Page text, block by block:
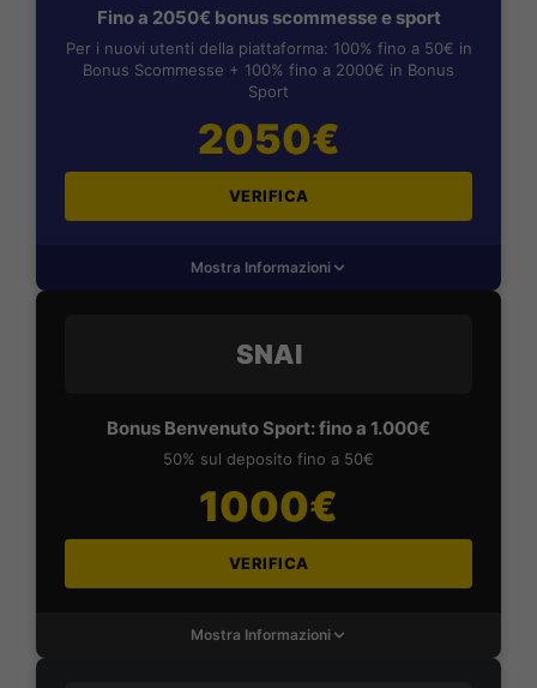
Fino a 2050€ bonus scommesse e sport
Per i nuovi utenti della piattaforma: 100% fino a 50€ in
Bonus Scommesse + 100% fino a 2000€ in Bonus
Sport
2050€
VERIFICA
Mostra Informazioni
SNAI
Bonus Benvenuto Sport: fino a 1.000€
50% sul deposito fino a 50€
1000€
VERIFICA
Mostra Informazioni